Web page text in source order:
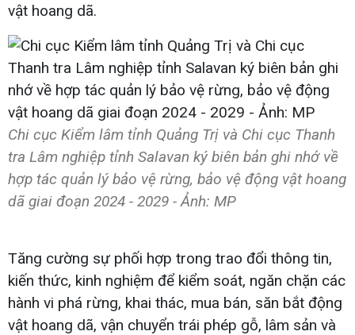
vật hoang dã.
Chi cục Kiểm lâm tỉnh Quảng Trị và Chi cục Thanh
tra Lâm nghiệp tỉnh Salavan ký biên bản ghi nhớ về
hợp tác quản lý bảo vệ rừng, bảo vệ động vật hoang
dã giai đoạn 2024 - 2029 - Ảnh: MP
Tăng cường sự phối hợp trong trao đổi thông tin,
kiến thức, kinh nghiệm để kiểm soát, ngăn chặn các
hành vi phá rừng, khai thác, mua bán, săn bắt động
vật hoang dã, vận chuyển trái phép gỗ, lâm sản và